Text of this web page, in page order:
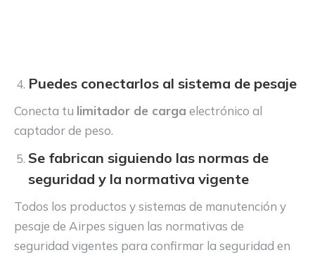
Puedes conectarlos al sistema de pesaje
Conecta tu limitador de carga electrónico al
captador de peso.
Se fabrican siguiendo las normas de
seguridad y la normativa vigente
Todos los productos y sistemas de manutención y
pesaje de Airpes siguen las normativas de
seguridad vigentes para confirmar la seguridad en